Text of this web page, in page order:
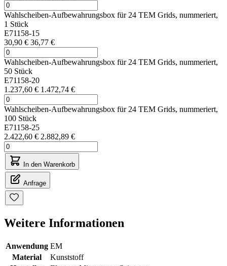
Wahlscheiben-Aufbewahrungsbox für 24 TEM Grids, nummeriert,
1 Stück
E71158-15
30,90 € 36,77 €
Wahlscheiben-Aufbewahrungsbox für 24 TEM Grids, nummeriert,
50 Stück
E71158-20
1.237,60 € 1.472,74 €
Wahlscheiben-Aufbewahrungsbox für 24 TEM Grids, nummeriert,
100 Stück
E71158-25
2.422,60 € 2.882,89 €
In den Warenkorb
Anfrage
Weitere Informationen
Anwendung EM
Material
Kunststoff